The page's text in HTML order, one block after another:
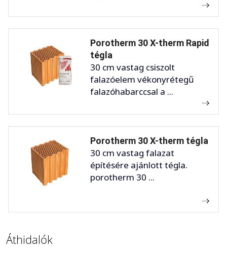
Porotherm 30 X-therm Rapid
tégla
30 cm vastag csiszolt
falazóelem vékonyrétegű
falazóhabarccsal a ...
Porotherm 30 X-therm tégla
30 cm vastag falazat
építésére ajánlott tégla.
porotherm 30 ...
Áthidalók